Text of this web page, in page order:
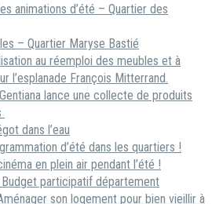
animations d’été – Quartier des
– Quartier Maryse Bastié
au réemploi des meubles et à
l’esplanade François Mitterrand.
lance une collecte de produits
dans l’eau
d’été dans les quartiers !
en plein air pendant l’été !
participatif département
son logement pour bien vieillir à